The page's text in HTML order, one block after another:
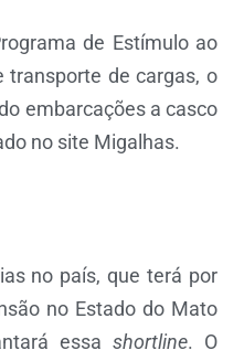
de Estímulo ao
transporte de cargas, o
embarcações a casco
no site Migalhas.
no país, que terá por
no Estado do Mato
essa shortline. O